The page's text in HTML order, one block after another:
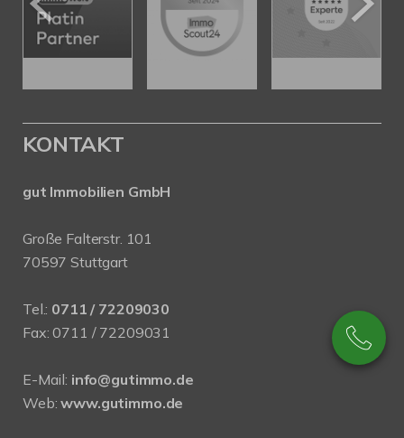
KONTAKT
gut Immobilien GmbH
Große Falterstr. 101
70597 Stuttgart
Tel.: 0711 / 72209030
Fax: 0711 / 72209031
E-Mail: info@gutimmo.de
Web:www.gutimmo.de